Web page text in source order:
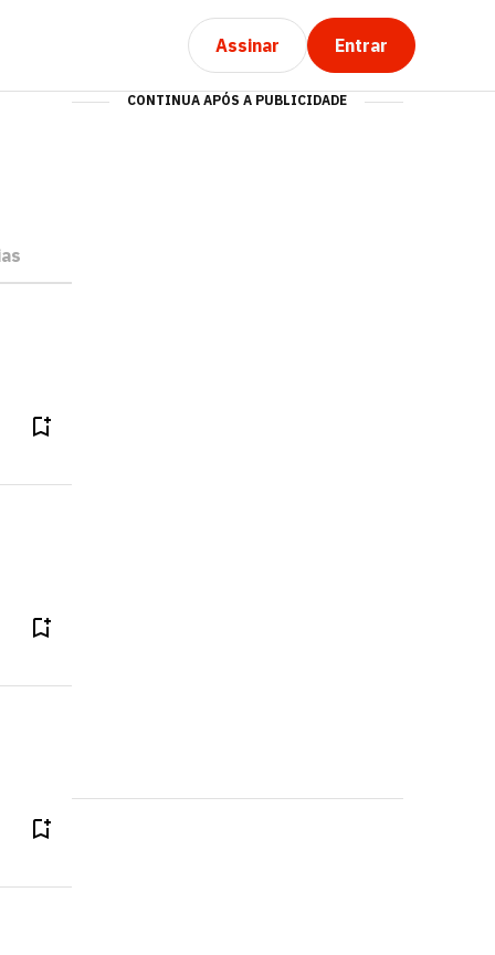
Assinar Entrar
CONTINUA APÓS A PUBLICIDADE